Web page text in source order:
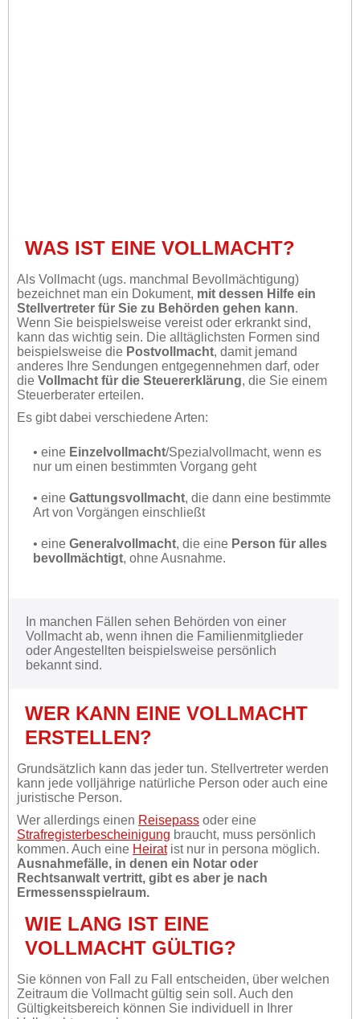
WAS IST EINE VOLLMACHT?
Als Vollmacht (ugs. manchmal Bevollmächtigung)
bezeichnet man ein Dokument, mit dessen Hilfe ein
Stellvertreter für Sie zu Behörden gehen kann.
Wenn Sie beispielsweise vereist oder erkrankt sind,
kann das wichtig sein. Die alltäglichsten Formen sind
beispielsweise die Postvollmacht, damit jemand
anderes Ihre Sendungen entgegennehmen darf, oder
die Vollmacht für die Steuererklärung, die Sie einem
Steuerberater erteilen.
Es gibt dabei verschiedene Arten:
• eine Einzelvollmacht/Spezialvollmacht, wenn es
nur um einen bestimmten Vorgang geht
• eine Gattungsvollmacht, die dann eine bestimmte
Art von Vorgängen einschließt
• eine Generalvollmacht, die eine Person für alles
bevollmächtigt, ohne Ausnahme.
In manchen Fällen sehen Behörden von einer
Vollmacht ab, wenn ihnen die Familienmitglieder
oder Angestellten beispielsweise persönlich
bekannt sind.
WER KANN EINE VOLLMACHT
ERSTELLEN?
Grundsätzlich kann das jeder tun. Stellvertreter werden
kann jede volljährige natürliche Person oder auch eine
juristische Person.
Wer allerdings einen Reisepass oder eine
Strafregisterbescheinigung braucht, muss persönlich
kommen. Auch eine Heiratist nur in persona möglich.
Ausnahmefälle, in denen ein Notar oder
Rechtsanwalt vertritt, gibt es aber je nach
Ermessensspielraum.
WIE LANG IST EINE
VOLLMACHT GÜLTIG?
Sie können von Fall zu Fall entscheiden, über welchen
Zeitraum die Vollmacht gültig sein soll. Auch den
Gültigkeitsbereich können Sie individuell in Ihrer